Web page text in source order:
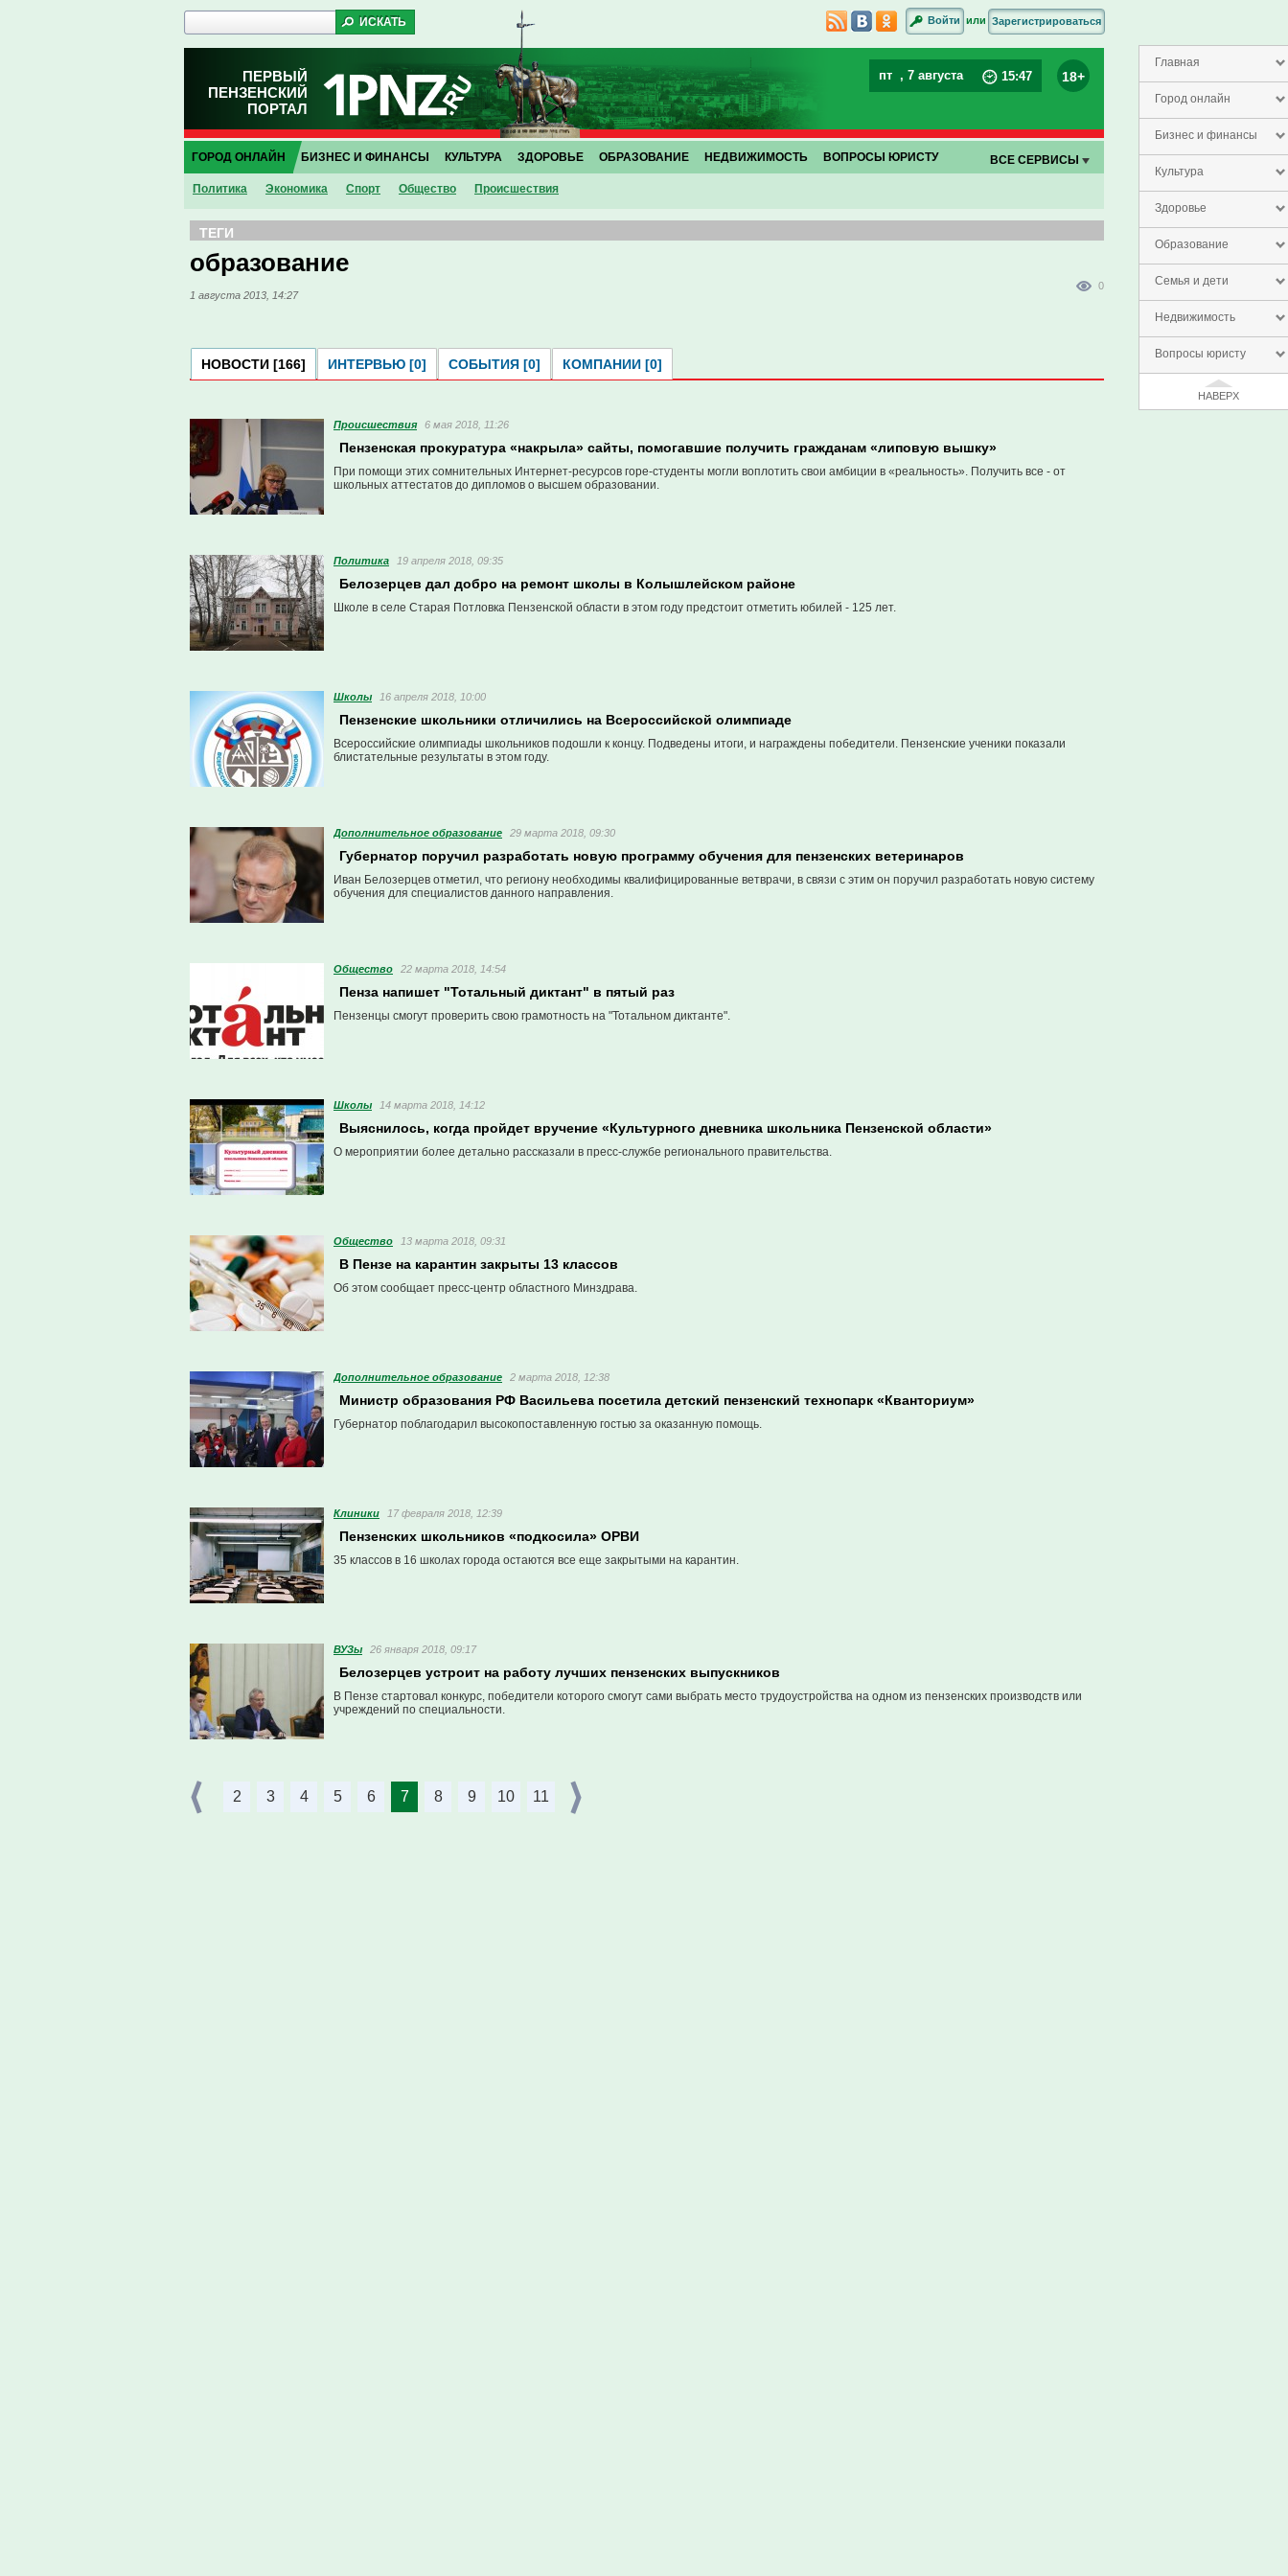
Главная
Город онлайн
Бизнес и финансы
Культура
Здоровье
Образование
Семья и дети
Недвижимость
Вопросы юристу
НАВЕРХ
Войти или Зарегистрироваться
ПЕРВЫЙ
ПЕНЗЕНСКИЙ
ПОРТАЛ
пт , 7 августа 15:47 18+
ГОРОД ОНЛАЙН
Политика Экономика Спорт Общество Проиcшествия
БИЗНЕС И ФИНАНСЫ КУЛЬТУРА ЗДОРОВЬЕ ОБРАЗОВАНИЕ НЕДВИЖИМОСТЬ ВОПРОСЫ ЮРИСТУ ВСЕ СЕРВИСЫ
ТЕГИ
образование
1 августа 2013, 14:27
0
НОВОСТИ [166] ИНТЕРВЬЮ [0] СОБЫТИЯ [0] КОМПАНИИ [0]
Проиcшествия 6 мая 2018, 11:26
Пензенская прокуратура «накрыла» сайты, помогавшие получить гражданам «липовую вышку»
При помощи этих сомнительных Интернет-ресурсов горе-студенты могли воплотить свои амбиции в «реальность». Получить все - от
школьных аттестатов до дипломов о высшем образовании.
Политика 19 апреля 2018, 09:35
Белозерцев дал добро на ремонт школы в Колышлейском районе
Школе в селе Старая Потловка Пензенской области в этом году предстоит отметить юбилей - 125 лет.
Школы 16 апреля 2018, 10:00
Пензенские школьники отличились на Всероссийской олимпиаде
Всероссийские олимпиады школьников подошли к концу. Подведены итоги, и награждены победители. Пензенские ученики показали
блистательные результаты в этом году.
Дополнительное образование 29 марта 2018, 09:30
Губернатор поручил разработать новую программу обучения для пензенских ветеринаров
Иван Белозерцев отметил, что региону необходимы квалифицированные ветврачи, в связи с этим он поручил разработать новую систему
обучения для специалистов данного направления.
Общество 22 марта 2018, 14:54
Пенза напишет "Тотальный диктант" в пятый раз
Пензенцы смогут проверить свою грамотность на "Тотальном диктанте".
Школы 14 марта 2018, 14:12
Выяснилось, когда пройдет вручение «Культурного дневника школьника Пензенской области»
О мероприятии более детально рассказали в пресс-службе регионального правительства.
Общество 13 марта 2018, 09:31
В Пензе на карантин закрыты 13 классов
Об этом сообщает пресс-центр областного Минздрава.
Дополнительное образование 2 марта 2018, 12:38
Министр образования РФ Васильева посетила детский пензенский технопарк «Кванториум»
Губернатор поблагодарил высокопоставленную гостью за оказанную помощь.
Клиники 17 февраля 2018, 12:39
Пензенских школьников «подкосила» ОРВИ
35 классов в 16 школах города остаются все еще закрытыми на карантин.
ВУЗы 26 января 2018, 09:17
Белозерцев устроит на работу лучших пензенских выпускников
В Пензе стартовал конкурс, победители которого смогут сами выбрать место трудоустройства на одном из пензенских производств или
учреждений по специальности.
2 3 4 5 6 7 8 9 10 11